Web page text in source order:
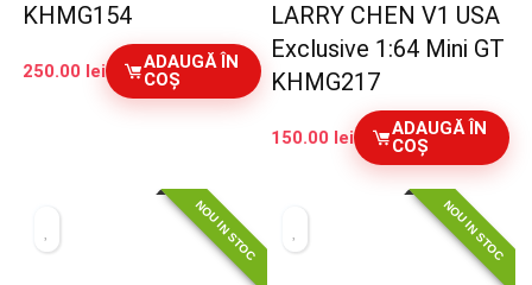
KHMG154
250.00 lei
ADAUGĂ ÎN
COȘ
LARRY CHEN V1 USA
Exclusive 1:64 Mini GT
KHMG217
150.00 lei
ADAUGĂ ÎN
COȘ
NOU IN STOC NOU IN STOC